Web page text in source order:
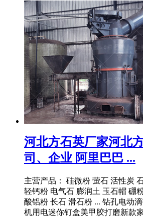
河北方石英厂家河北
司、企业 阿里巴巴 ...
主营产品： 硅微粉 萤石 活性炭
轻钙粉 电气石 膨润土 玉石帽 硼
酸铝粉 长石 滑石粉 ... 钻孔电动
机用电迷你钉盒美甲胶打磨新款